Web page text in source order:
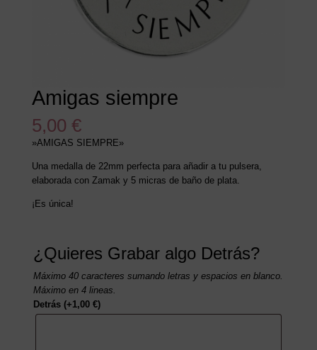
Amigas siempre
5,00 €
»AMIGAS SIEMPRE»
Una medalla de 22mm perfecta para añadir a tu pulsera,
elaborada con Zamak y 5 micras de baño de plata.
¡Es única!
¿Quieres Grabar algo Detrás?
Máximo 40 caracteres sumando letras y espacios en blanco.
Máximo en 4 lineas.
Detrás (+1,00 €)